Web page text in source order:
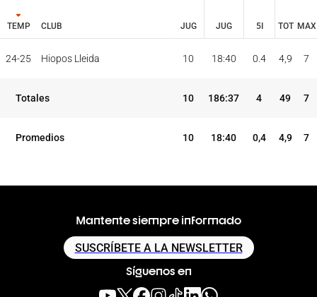
TEMP CLUB 5I
JUG JUG TOT MAX
TEMP
PAR MIN
5I
PUNTOS
24-25 Hiopos Lleida 10 18:40 0.4 4,9 7
Totales 10 186:37 4 49 7
Promedios 10 18:40 0,4 4,9 7
Mantente siempre informado
SUSCRÍBETE A LA NEWSLETTER
Síguenos en